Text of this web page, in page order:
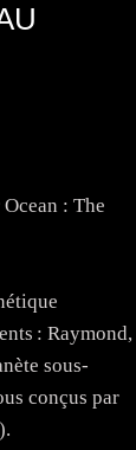
: The
: Raymond,
sous-
conçus par